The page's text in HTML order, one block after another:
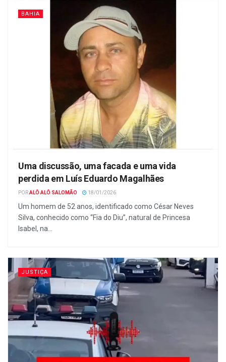
BAHIA
Uma discussão, uma facada e uma vida
perdida em Luís Eduardo Magalhães
PORALÔ ALÔ SALOMÃO 18/01/2026
Um homem de 52 anos, identificado como César Neves
Silva, conhecido como “Fia do Diu”, natural de Princesa
Isabel, na...
JUSTIÇA